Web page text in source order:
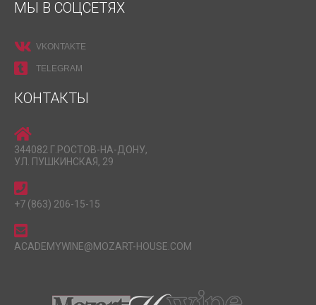
МЫ В СОЦСЕТЯХ
VKONTAKTE
TELEGRAM
КОНТАКТЫ
344082 Г.РОСТОВ-НА-ДОНУ,
УЛ. ПУШКИНСКАЯ, 29
+7 (863) 206-15-15
ACADEMYWINE@MOZART-HOUSE.COM